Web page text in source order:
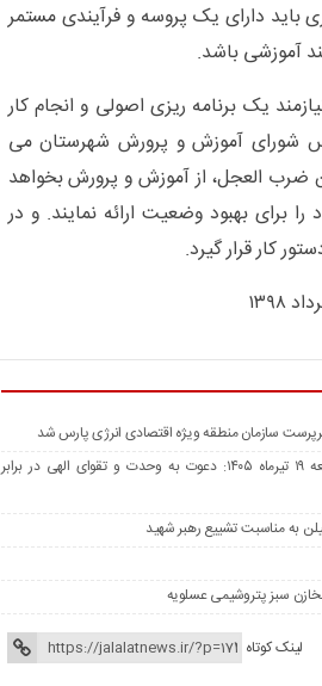
باید دارای یک پروسه و فرآیندی مستمر
آموزشی باشد.
یک برنامه ریزی اصولی و انجام کار
شورای آموزش و پرورش شهرستان می
ضرب العجل، از آموزش و پرورش بخواهد
برای بهبود وضعیت ارائه نمایند. و در
کار قرار گیرد.
سازمان منطقه ویژه اقتصادی انرژی پارس شد
شیخ یوسف ابراهیمی امام جمعه سهموجنوبی در خطبه جمعه ۱۹ تیرماه ۱۴۰۵: دعوت به وحدت و تقوای الهی در برابر
به مناسبت تشییع رهبر شهید
سبز پتروشیمی عسلویه
لینک کوتاه